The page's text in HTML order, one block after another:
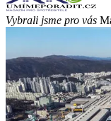
Vybrali jsme pro vás